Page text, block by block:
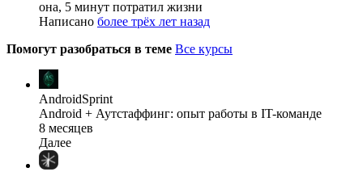
она, 5 минут потратил жизни
Написано более трёх лет назад
Помогут разобраться в теме Все курсы
AndroidSprint
Android + Аутстаффинг: опыт работы в IT-команде
8 месяцев
Далее